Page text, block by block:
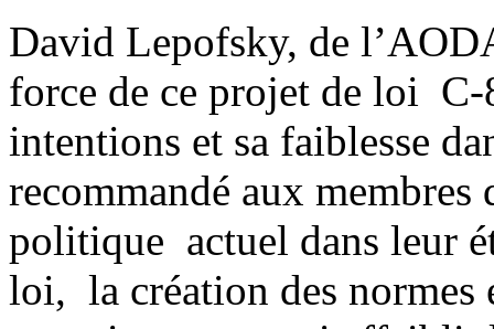
David Lepofsky, de
force de ce projet de loi C-
intentions et sa faiblesse
recommandé aux membres
politique actuel dans leur
loi, la création des normes